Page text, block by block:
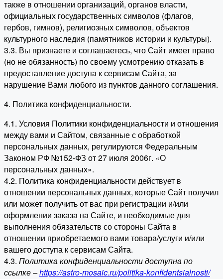
также в отношении организаций, органов власти,
официальных государственных символов (флагов,
гербов, гимнов), религиозных символов, объектов
культурного наследия (памятников истории и культуры).
3.3. Вы признаете и соглашаетесь, что Сайт имеет право
(но не обязанность) по своему усмотрению отказать в
предоставление доступа к сервисам Сайта, за
нарушение Вами любого из пунктов данного соглашения.
4. Политика конфиденциальности.
4.1. Условия Политики конфиденциальности и отношения
между вами и Сайтом, связанные с обработкой
персональных данных, регулируются Федеральным
Законом РФ №152-ФЗ от 27 июля 2006г. «О
персональных данных».
4.2. Политика конфиденциальности действует в
отношении персональных данных, которые Сайт получил
или может получить от вас при регистрации и/или
оформлении заказа на Сайте, и необходимые для
выполнения обязательств со стороны Сайта в
отношении приобретаемого вами товара/услуги и/или
вашего доступа к сервисам Сайта.
4.3. Политика конфиденциальности доступна по
ссылке –https://astro-mosaic.ru/politika-konfidentsialnosti/